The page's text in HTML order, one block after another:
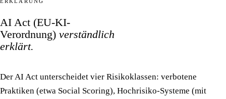
ERKLÄRUNG
AI Act (EU-KI-
Verordnung) verständlich
erklärt.
Der AI Act unterscheidet vier Risikoklassen: verbotene
Praktiken (etwa Social Scoring), Hochrisiko-Systeme (mit